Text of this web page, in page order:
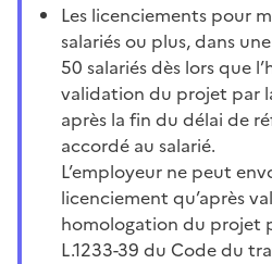
Les licenciements pour
salariés ou plus, dans
50 salariés dès lors que
validation du projet par
après la fin du délai de
accordé au salarié.
L’employeur ne peut
licenciement qu’après
homologation du projet
L.1233-39 du Code du